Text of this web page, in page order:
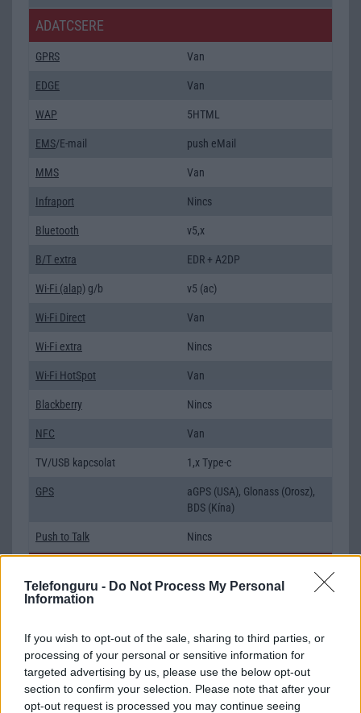
Telefonguru - Do Not Process My Personal
Information
If you wish to opt-out of the sale, sharing to third parties, or
processing of your personal or sensitive information for
targeted advertising by us, please use the below opt-out
section to confirm your selection. Please note that after your
opt-out request is processed you may continue seeing
ADATCSERE
GPRS Van
EDGE Van
WAP 5HTML
EMS/E-mail push eMail
MMS Van
Infraport Nincs
Bluetooth v5,x
B/T extra EDR + A2DP
Wi-Fi (alap) g/b v5 (ac)
Wi-Fi Direct Van
Wi-Fi extra Nincs
Wi-Fi HotSpot Van
Blackberry Nincs
NFC Van
TV/USB kapcsolat 1,x Type-c
GPS
aGPS (USA), Glonass (Orosz),
BDS (Kína)
Push to Talk Nincs
Típus
Cserélhetőség
Beszélgetési idő h /
Gyorstöltés
Gyorstöltésre alkalmas